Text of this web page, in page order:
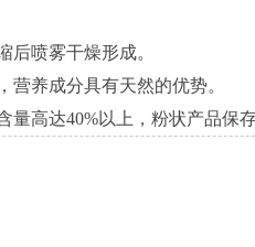
后喷雾干燥形成。
营养成分具有天然的优势。
高达40%以上，粉状产品保